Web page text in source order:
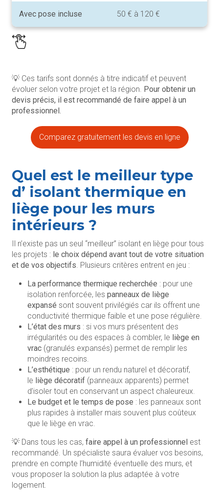
Avec pose incluse 50 € à 120 €
💡 Ces tarifs sont donnés à titre indicatif et peuvent
évoluer selon votre projet et la région. Pour obtenir un
devis précis, il est recommandé de faire appel à un
professionnel.
Comparez gratuitement les devis en ligne
Quel est le meilleur type
d’ isolant thermique en
liège pour les murs
intérieurs ?
Il n’existe pas un seul “meilleur” isolant en liège pour tous
les projets : le choix dépend avant tout de votre situation
et de vos objectifs . Plusieurs critères entrent en jeu :
La performance thermique recherchée : pour une
isolation renforcée, les panneaux de liège
expansé sont souvent privilégiés car ils offrent une
conductivité thermique faible et une pose régulière.
L’état des murs : si vos murs présentent des
irrégularités ou des espaces à combler, le liège en
vrac (granulés expansés) permet de remplir les
moindres recoins.
L’esthétique : pour un rendu naturel et décoratif,
le liège décoratif (panneaux apparents) permet
d’isoler tout en conservant un aspect chaleureux.
Le budget et le temps de pose : les panneaux sont
plus rapides à installer mais souvent plus coûteux
que le liège en vrac.
💡 Dans tous les cas, faire appel à un professionnel est
recommandé. Un spécialiste saura évaluer vos besoins,
prendre en compte l’humidité éventuelle des murs, et
vous proposer la solution la plus adaptée à votre
logement.